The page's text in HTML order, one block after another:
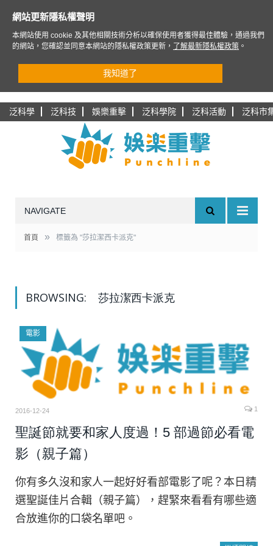
泛科學 泛科技 娛樂重擊 泛科學院 泛科活動 泛科市
NAVIGATE
首頁 » 標籤為 "莎拉潔西卡派克"
BROWSING: 莎拉潔西卡派克
電影
2016-12-24 1
聖誕節就要和家人度過！5 部過節必看電
影（親子篇）
你有多久沒和家人一起好好看部電影了呢？本日精
選聖誕佳片合輯（親子篇），趕緊來看看有哪些適
合放進你的口袋名單吧。
網站更新隱私權聲明
本網站使用 cookie 及其他相關技術分析以確保使用者獲得最佳體驗，通過我們
的網站，您確認並同意本網站的隱私權政策更新，
了解最新隱私權政策 。
我知道了